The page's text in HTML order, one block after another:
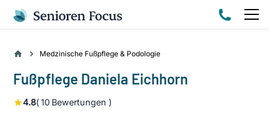
Medzinische Fußpflege & Podologie
Fußpflege Daniela Eichhorn
4.8(10 Bewertungen )